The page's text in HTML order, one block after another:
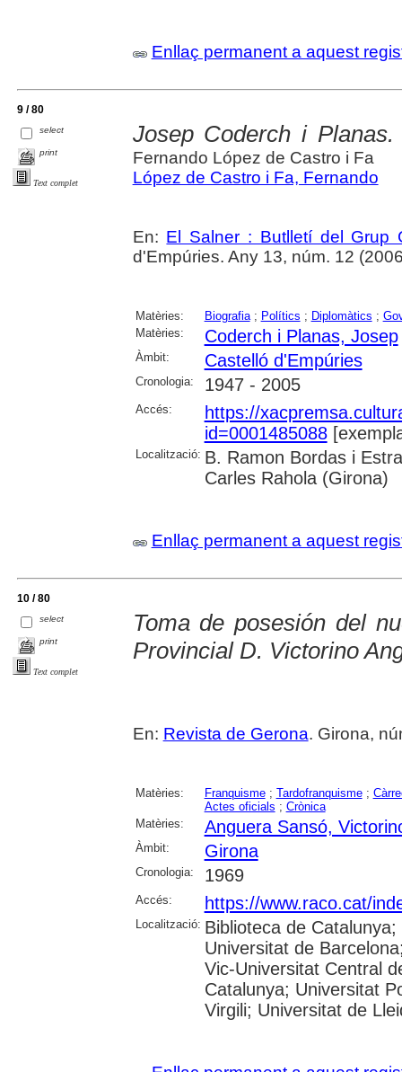
Enllaç permanent a aquest
9 / 80
select
print
Text complet
Josep Coderch i
Fernando López de Castro i Fa
López de Castro i Fa, Fernando
En: El Salner : Butlletí del Grup
d'Empúries. Any 13, núm. 12
Matèries: Biografia; Polítics ; Diplomàtics ;
Matèries:
Coderch i Planas, Josep
Àmbit: Castelló d'Empúries
Cronologia: 1947 - 2005
Accés:
https://
id=0001485088
Localització: B. Ramon Bordas i
Carles Rahola (Girona)
Enllaç permanent a aquest
10 / 80
select
print
Text complet
Toma de posesión del
Provincial D. Victorino
En: Revista de Gerona. Girona,
Matèries: Franquisme; Tardofranquisme;
Actes oficials ; Crònica
Matèries:
Anguera Sansó,
Àmbit: Girona
Cronologia: 1969
Accés: https://www.raco.cat/
Localització: Biblioteca de
Universitat de
Vic-Universitat Central
Catalunya; Universitat
Virgili; Universitat de